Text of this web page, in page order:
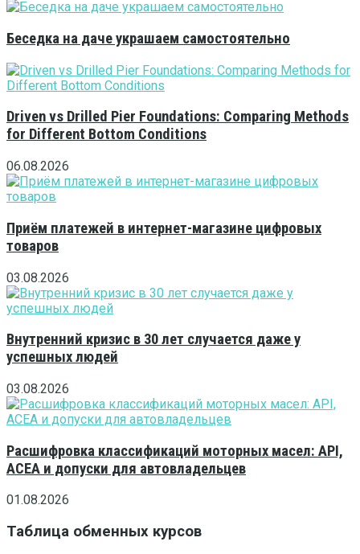
Беседка на даче украшаем самостоятельно
Driven vs Drilled Pier Foundations: Comparing Methods
for Different Bottom Conditions
06.08.2026
Приём платежей в интернет-магазине цифровых
товаров
03.08.2026
Внутренний кризис в 30 лет случается даже у
успешных людей
03.08.2026
Расшифровка классификаций моторных масел: API,
ACEA и допуски для автовладельцев
01.08.2026
Таблица обменных курсов